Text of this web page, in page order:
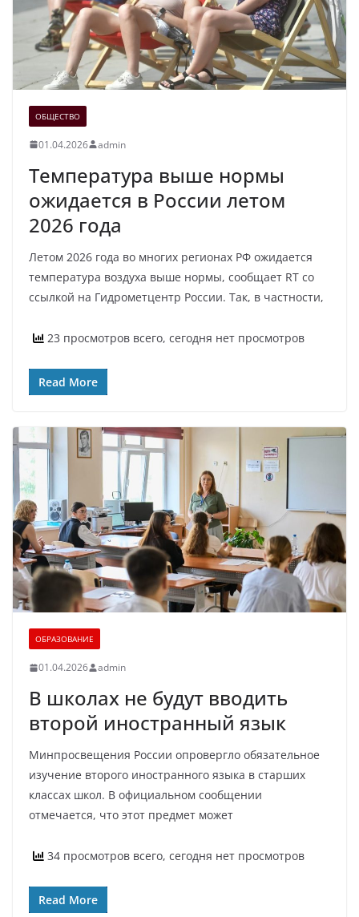
ОБЩЕСТВО
01.04.2026 admin
Температура выше нормы
ожидается в России летом
2026 года
Летом 2026 года во многих регионах РФ ожидается
температура воздуха выше нормы, сообщает RT со
ссылкой на Гидрометцентр России. Так, в частности,
23 просмотров всего, сегодня нет просмотров
Read More
ОБРАЗОВАНИЕ
01.04.2026 admin
В школах не будут вводить
второй иностранный язык
Минпросвещения России опровергло обязательное
изучение второго иностранного языка в старших
классах школ. В официальном сообщении
отмечается, что этот предмет может
34 просмотров всего, сегодня нет просмотров
Read More